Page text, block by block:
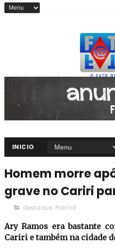
INICIO
Homem morre
grave no Cariri
destaque, Policial
Ary Ramos era bastante
Cariri e também na cidade